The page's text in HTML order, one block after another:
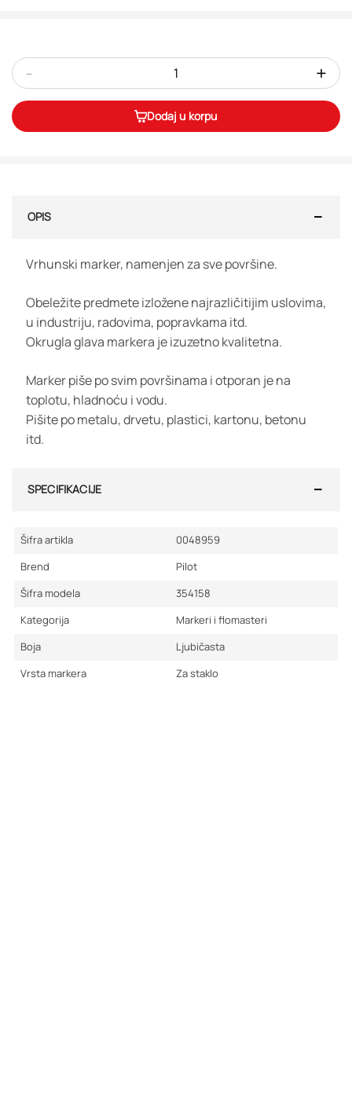
- +
Dodaj u korpu
OPIS
Vrhunski marker, namenjen za sve površine.
Obeležite predmete izložene najrazličitijim uslovima,
u industriju, radovima, popravkama itd.
Okrugla glava markera je izuzetno kvalitetna.
Marker piše po svim površinama i otporan je na
toplotu, hladnoću i vodu.
Pišite po metalu, drvetu, plastici, kartonu, betonu
itd.
SPECIFIKACIJE
Šifra artikla
0048959
Brend
Pilot
Šifra modela
354158
Kategorija
Markeri i flomasteri
Boja
Ljubičasta
Vrsta markera
Za staklo